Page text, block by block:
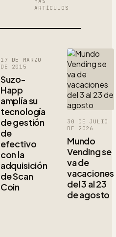
ARTÍCULOS
17 DE MARZO
DE 2015
Suzo-
Happ
amplía su
tecnología
de gestión
de
efectivo
con la
adquisición
de Scan
Coin
30 DE JULIO
DE 2026
Mundo
Vending se
va de
vacaciones
del 3 al 23
de agosto